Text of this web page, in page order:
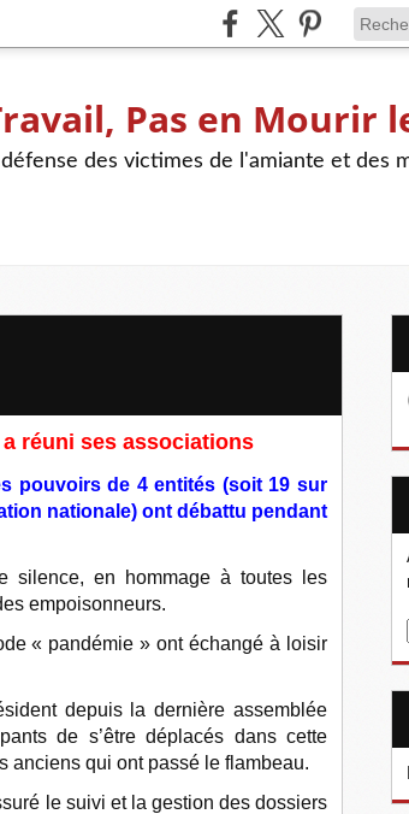
Pas en Mourir
des victimes de l'amiante et des
a réuni ses associations
pouvoirs de 4 entités (soit 19 sur
nationale) ont débattu pendant
silence, en hommage à toutes les
empoisonneurs.
« pandémie » ont échangé à loisir
depuis la dernière assemblée
de s’être déplacés dans cette
anciens qui ont passé le flambeau.
le suivi et la gestion des dossiers